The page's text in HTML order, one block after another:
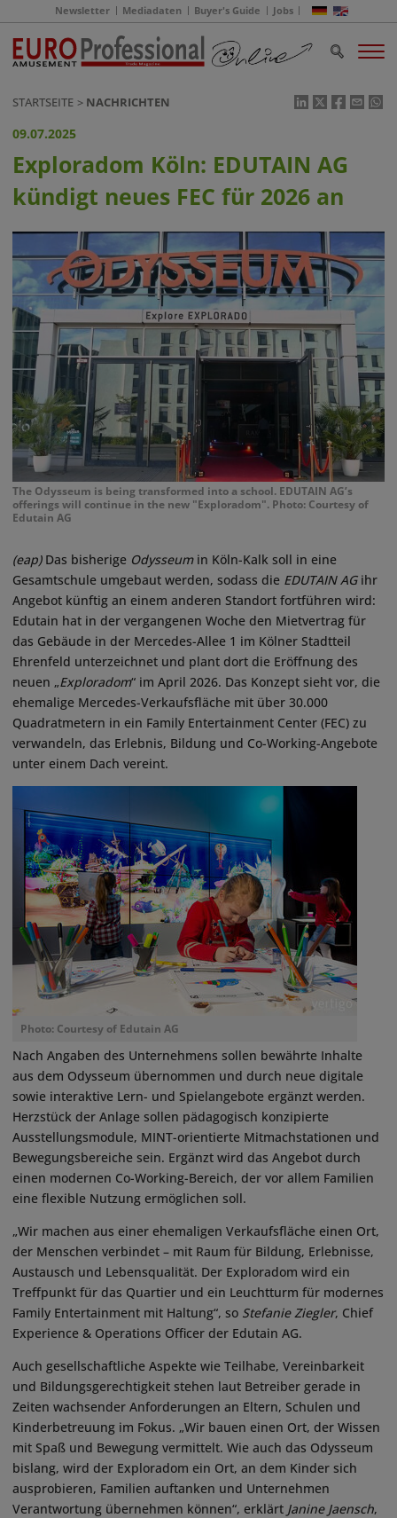
Newsletter Mediadaten Buyer's Guide Jobs
STARTSEITE NACHRICHTEN
09.07.2025
Exploradom Köln: EDUTAIN AG
kündigt neues FEC für 2026 an
The Odysseum is being transformed into a school. EDUTAIN AG’s
offerings will continue in the new "Exploradom". Photo: Courtesy of
Edutain AG
(eap)Das bisherige Odysseumin Köln-Kalk soll in eine
Gesamtschule umgebaut werden, sodass die EDUTAIN AGihr
Angebot künftig an einem anderen Standort fortführen wird:
Edutain hat in der vergangenen Woche den Mietvertrag für
das Gebäude in der Mercedes-Allee 1 im Kölner Stadtteil
Ehrenfeld unterzeichnet und plant dort die Eröffnung des
neuen „Exploradom“ im April 2026. Das Konzept sieht vor, die
ehemalige Mercedes-Verkaufsfläche mit über 30.000
Quadratmetern in ein Family Entertainment Center (FEC) zu
verwandeln, das Erlebnis, Bildung und Co-Working-Angebote
unter einem Dach vereint.
Photo: Courtesy of Edutain AG
Nach Angaben des Unternehmens sollen bewährte Inhalte
aus dem Odysseum übernommen und durch neue digitale
sowie interaktive Lern- und Spielangebote ergänzt werden.
Herzstück der Anlage sollen pädagogisch konzipierte
Ausstellungsmodule, MINT-orientierte Mitmachstationen und
Bewegungsbereiche sein. Ergänzt wird das Angebot durch
einen modernen Co-Working-Bereich, der vor allem Familien
eine flexible Nutzung ermöglichen soll.
„Wir machen aus einer ehemaligen Verkaufsfläche einen Ort,
der Menschen verbindet – mit Raum für Bildung, Erlebnisse,
Austausch und Lebensqualität. Der Exploradom wird ein
Treffpunkt für das Quartier und ein Leuchtturm für modernes
Family Entertainment mit Haltung“, so Stefanie Ziegler, Chief
Experience & Operations Officer der Edutain AG.
Auch gesellschaftliche Aspekte wie Teilhabe, Vereinbarkeit
und Bildungsgerechtigkeit stehen laut Betreiber gerade in
Zeiten wachsender Anforderungen an Eltern, Schulen und
Kinderbetreuung im Fokus. „Wir bauen einen Ort, der Wissen
mit Spaß und Bewegung vermittelt. Wie auch das Odysseum
bislang, wird der Exploradom ein Ort, an dem Kinder sich
ausprobieren, Familien auftanken und Unternehmen
Verantwortung übernehmen können“, erklärt Janine Jaensch,